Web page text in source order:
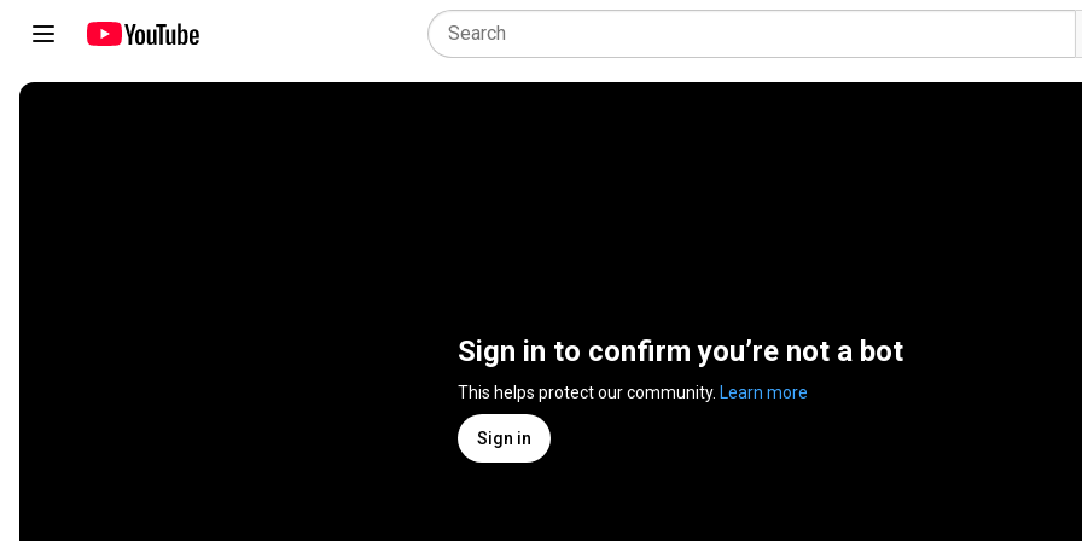
Sign in to confirm you’re not a bot
This helps protect our community. Learn more
Sign in